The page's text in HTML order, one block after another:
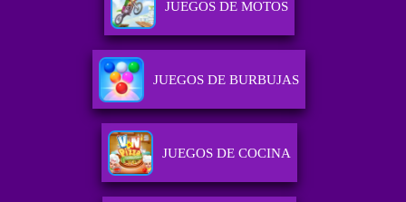
JUEGOS DE MOTOS
JUEGOS DE BURBUJAS
JUEGOS DE COCINA